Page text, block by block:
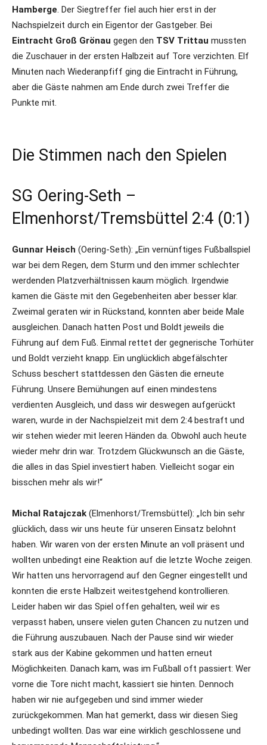
Hamberge. Der Siegtreffer fiel auch hier erst in der
Nachspielzeit durch ein Eigentor der Gastgeber. Bei
Eintracht Groß Grönau gegen den TSV Trittau mussten
die Zuschauer in der ersten Halbzeit auf Tore verzichten. Elf
Minuten nach Wiederanpfiff ging die Eintracht in Führung,
aber die Gäste nahmen am Ende durch zwei Treffer die
Punkte mit.
Die Stimmen nach den Spielen
SG Oering-Seth –
Elmenhorst/Tremsbüttel 2:4 (0:1)
Gunnar Heisch (Oering-Seth): „Ein vernünftiges Fußballspiel
war bei dem Regen, dem Sturm und den immer schlechter
werdenden Platzverhältnissen kaum möglich. Irgendwie
kamen die Gäste mit den Gegebenheiten aber besser klar.
Zweimal geraten wir in Rückstand, konnten aber beide Male
ausgleichen. Danach hatten Post und Boldt jeweils die
Führung auf dem Fuß. Einmal rettet der gegnerische Torhüter
und Boldt verzieht knapp. Ein unglücklich abgefälschter
Schuss beschert stattdessen den Gästen die erneute
Führung. Unsere Bemühungen auf einen mindestens
verdienten Ausgleich, und dass wir deswegen aufgerückt
waren, wurde in der Nachspielzeit mit dem 2:4 bestraft und
wir stehen wieder mit leeren Händen da. Obwohl auch heute
wieder mehr drin war. Trotzdem Glückwunsch an die Gäste,
die alles in das Spiel investiert haben. Vielleicht sogar ein
bisschen mehr als wir!“
Michal Ratajczak (Elmenhorst/Tremsbüttel): „Ich bin sehr
glücklich, dass wir uns heute für unseren Einsatz belohnt
haben. Wir waren von der ersten Minute an voll präsent und
wollten unbedingt eine Reaktion auf die letzte Woche zeigen.
Wir hatten uns hervorragend auf den Gegner eingestellt und
konnten die erste Halbzeit weitestgehend kontrollieren.
Leider haben wir das Spiel offen gehalten, weil wir es
verpasst haben, unsere vielen guten Chancen zu nutzen und
die Führung auszubauen. Nach der Pause sind wir wieder
stark aus der Kabine gekommen und hatten erneut
Möglichkeiten. Danach kam, was im Fußball oft passiert: Wer
vorne die Tore nicht macht, kassiert sie hinten. Dennoch
haben wir nie aufgegeben und sind immer wieder
zurückgekommen. Man hat gemerkt, dass wir diesen Sieg
unbedingt wollten. Das war eine wirklich geschlossene und